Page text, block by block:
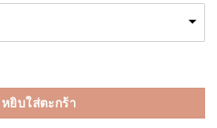
หยิบใส่ตะกร้า